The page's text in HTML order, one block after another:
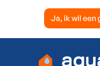
Ja, ik wil een